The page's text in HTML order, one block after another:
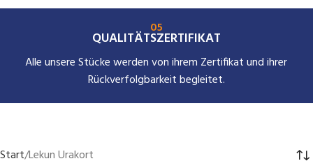
05
QUALITÄTSZERTIFIKAT
Alle unsere Stücke werden von ihrem Zertifikat und ihrer
Rückverfolgbarkeit begleitet.
Start Lekun Urakort